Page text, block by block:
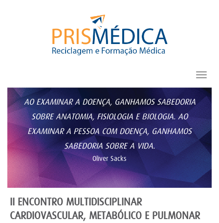
AO EXAMINAR A DOENÇA, GANHAMOS SABEDORIA
SOBRE ANATOMIA, FISIOLOGIA E BIOLOGIA. AO
EXAMINAR A PESSOA COM DOENÇA, GANHAMOS
SABEDORIA SOBRE A VIDA.
Oliver Sacks
II ENCONTRO MULTIDISCIPLINAR
CARDIOVASCULAR, METABÓLICO E PULMONAR